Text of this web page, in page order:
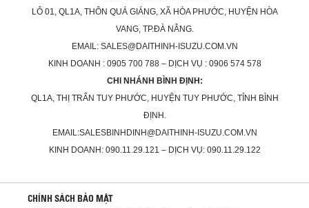
LÔ 01, QL1A, THÔN QUÁ GIÁNG, XÃ HÒA PHƯỚC, HUYỆN HÒA
VANG, TP.ĐÀ NẴNG.
EMAIL: SALES@DAITHINH-ISUZU.COM.VN
KINH DOANH : 0905 700 788 – DỊCH VỤ : 0906 574 578
CHI NHÁNH BÌNH ĐỊNH:
QL1A, THỊ TRẤN TUY PHƯỚC, HUYỆN TUY PHƯỚC, TỈNH BÌNH
ĐỊNH.
EMAIL:SALESBINHDINH@DAITHINH-ISUZU.COM.VN
KINH DOANH: 090.11.29.121 – DỊCH VỤ: 090.11.29.122
CHÍNH SÁCH BẢO MẬT